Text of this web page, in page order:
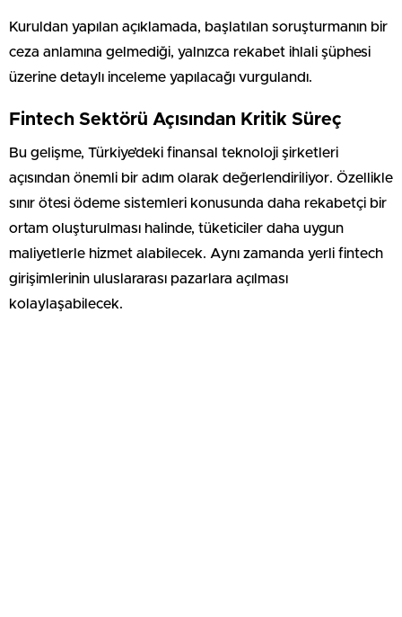
Kuruldan yapılan açıklamada, başlatılan soruşturmanın bir
ceza anlamına gelmediği, yalnızca rekabet ihlali şüphesi
üzerine detaylı inceleme yapılacağı vurgulandı.
Fintech Sektörü Açısından Kritik Süreç
Bu gelişme, Türkiye’deki finansal teknoloji şirketleri
açısından önemli bir adım olarak değerlendiriliyor. Özellikle
sınır ötesi ödeme sistemleri konusunda daha rekabetçi bir
ortam oluşturulması halinde, tüketiciler daha uygun
maliyetlerle hizmet alabilecek. Aynı zamanda yerli fintech
girişimlerinin uluslararası pazarlara açılması
kolaylaşabilecek.